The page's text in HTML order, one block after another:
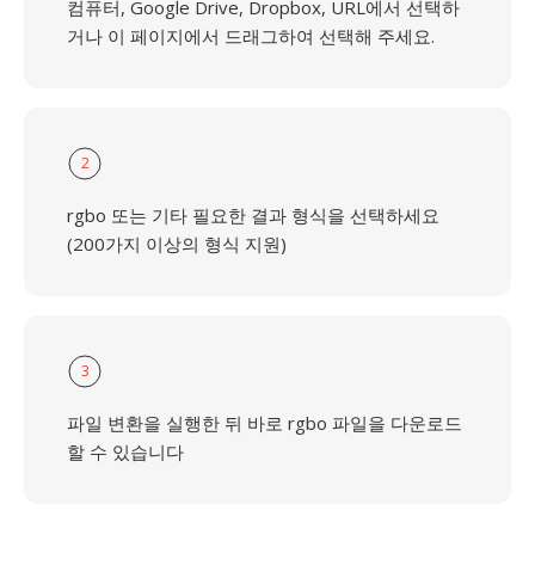
컴퓨터, Google Drive, Dropbox, URL에서 선택하
거나 이 페이지에서 드래그하여 선택해 주세요.
2
rgbo 또는 기타 필요한 결과 형식을 선택하세요
(200가지 이상의 형식 지원)
3
파일 변환을 실행한 뒤 바로 rgbo 파일을 다운로드
할 수 있습니다